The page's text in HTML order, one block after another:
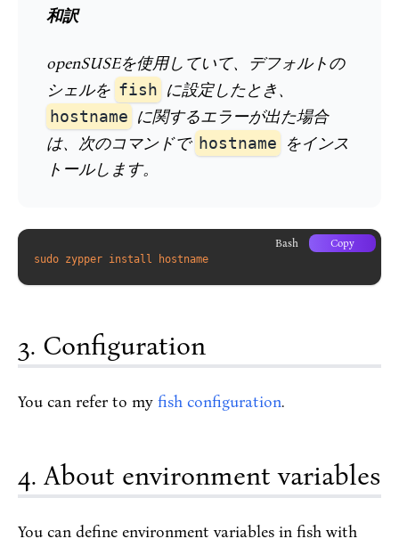
和訳
openSUSEを使用していて、デフォルトの
シェルを fish に設定したとき、
hostname に関するエラーが出た場合
は、次のコマンドで hostname
をインス
トールします。
sudo zypper install hostname
Bash Copy
Configuration
You can refer to my fish configuration.
About environment variables
You can define environment variables in fish with